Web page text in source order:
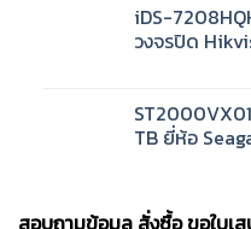
iDS-
วงจรปิด
TB ยี่ห้อ